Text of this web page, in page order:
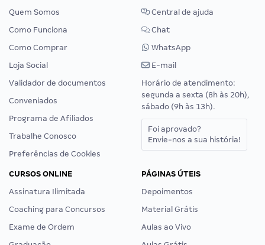
Quem Somos
Como Funciona
Como Comprar
Loja Social
Validador de documentos
Conveniados
Programa de Afiliados
Trabalhe Conosco
Preferências de Cookies
Central de ajuda
Chat
WhatsApp
E-mail
Horário de atendimento:
segunda a sexta (8h às 20h),
sábado (9h às 13h).
Foi aprovado?
Envie-nos a sua história!
CURSOS ONLINE
Assinatura Ilimitada
Coaching para Concursos
Exame de Ordem
PÁGINAS ÚTEIS
Depoimentos
Material Grátis
Aulas ao Vivo